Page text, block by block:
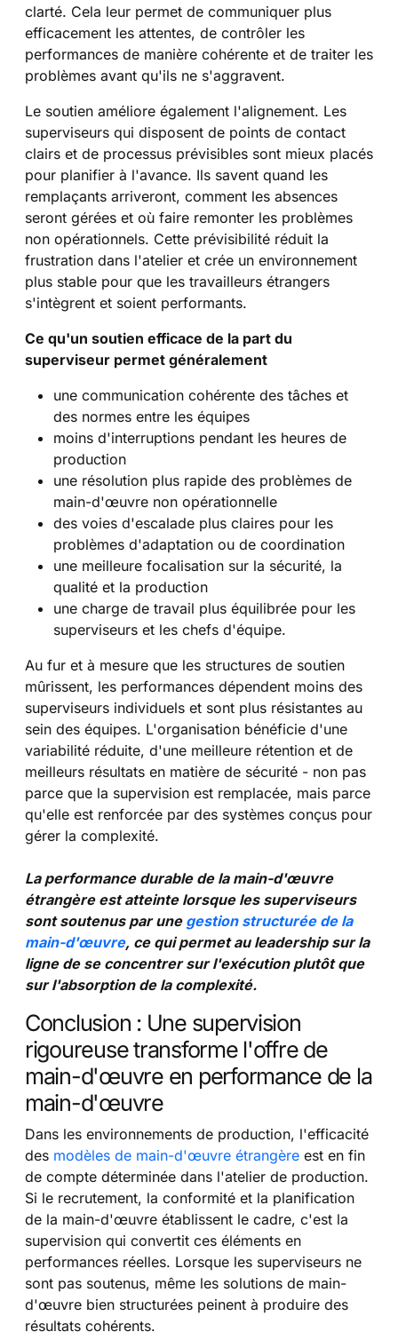
clarté. Cela leur permet de communiquer plus
efficacement les attentes, de contrôler les
performances de manière cohérente et de traiter les
problèmes avant qu'ils ne s'aggravent.
Le soutien améliore également l'alignement. Les
superviseurs qui disposent de points de contact
clairs et de processus prévisibles sont mieux placés
pour planifier à l'avance. Ils savent quand les
remplaçants arriveront, comment les absences
seront gérées et où faire remonter les problèmes
non opérationnels. Cette prévisibilité réduit la
frustration dans l'atelier et crée un environnement
plus stable pour que les travailleurs étrangers
s'intègrent et soient performants.
Ce qu'un soutien efficace de la part du
superviseur permet généralement
une communication cohérente des tâches et
des normes entre les équipes
moins d'interruptions pendant les heures de
production
une résolution plus rapide des problèmes de
main-d'œuvre non opérationnelle
des voies d'escalade plus claires pour les
problèmes d'adaptation ou de coordination
une meilleure focalisation sur la sécurité, la
qualité et la production
une charge de travail plus équilibrée pour les
superviseurs et les chefs d'équipe.
Au fur et à mesure que les structures de soutien
mûrissent, les performances dépendent moins des
superviseurs individuels et sont plus résistantes au
sein des équipes. L'organisation bénéficie d'une
variabilité réduite, d'une meilleure rétention et de
meilleurs résultats en matière de sécurité - non pas
parce que la supervision est remplacée, mais parce
qu'elle est renforcée par des systèmes conçus pour
gérer la complexité.
La performance durable de la main-d'œuvre
étrangère est atteinte lorsque les superviseurs
sont soutenus par une gestion structurée de la
main-d'œuvre, ce qui permet au leadership sur la
ligne de se concentrer sur l'exécution plutôt que
sur l'absorption de la complexité.
Conclusion : Une supervision
rigoureuse transforme l'offre de
main-d'œuvre en performance de la
main-d'œuvre
Dans les environnements de production, l'efficacité
des modèles de main-d'œuvre étrangère est en fin
de compte déterminée dans l'atelier de production.
Si le recrutement, la conformité et la planification
de la main-d'œuvre établissent le cadre, c'est la
supervision qui convertit ces éléments en
performances réelles. Lorsque les superviseurs ne
sont pas soutenus, même les solutions de main-
d'œuvre bien structurées peinent à produire des
résultats cohérents.